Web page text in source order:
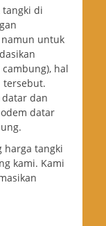
tangki di
untuk
hal
tersebut.
dan
datar
harga tangki
kami. Kami